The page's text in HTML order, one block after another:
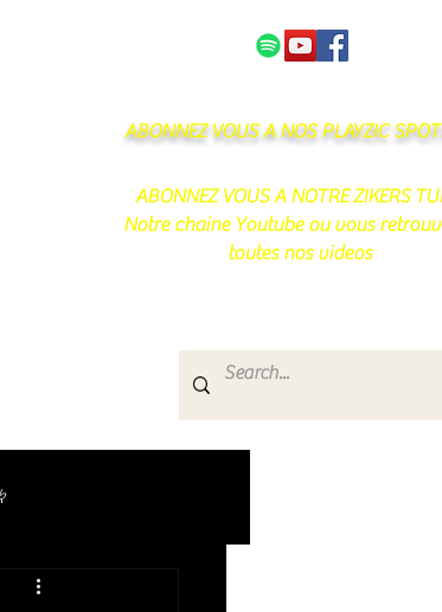
ABONNEZ VOUS A NOS PLAYZIC
ABONNEZ VOUS A NOTRE ZIKERS
Notre chaine Youtube ou vous
toutes nos videos
!